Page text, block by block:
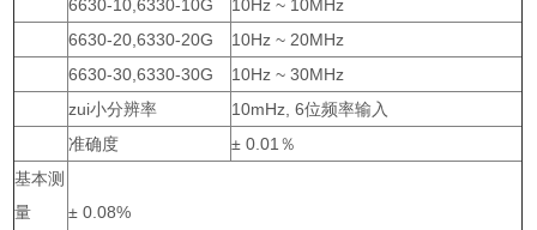
6630-10,6330-10G
10Hz ~ 10MHz
6630-20,6330-20G
10Hz ~ 20MHz
6630-30,6330-30G
10Hz ~ 30MHz
zui小分辨率
10mHz, 6位频率输入
准确度
± 0.01％
基本测
量
± 0.08%